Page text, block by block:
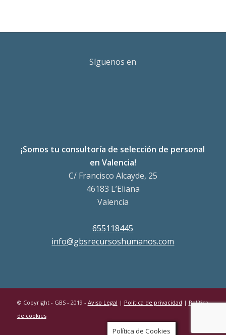
Síguenos en
¡Somos tu consultoría de selección de personal
en Valencia!
C/ Francisco Alcayde, 25
46183 L’Eliana
Valencia
655118445
info@gbsrecursoshumanos.com
© Copyright - GBS - 2019 - Aviso Legal | Política de privacidad | Política
de cookies
Política de Cookies